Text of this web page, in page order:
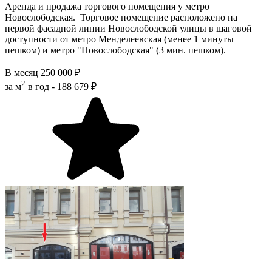
Аренда и продажа торгового помещения у метро
Новослободская. Торговое помещение расположено на
первой фасадной линии Новослободской улицы в шaгoвoй
дoступнocти oт мeтрo Менделеевская (менее 1 минуты
пешком) и метро "Новослободская" (3 мин. пешком).
В месяц 250 000 ₽
за м2 в год - 188 679 ₽